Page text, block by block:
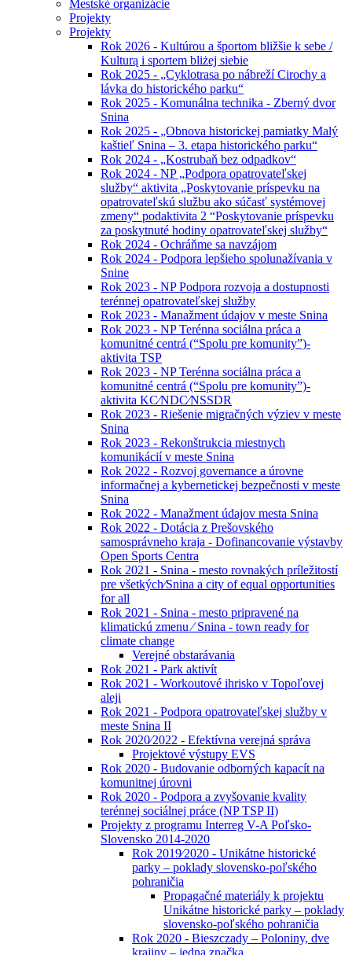
Mestské organizácie
Projekty
Projekty
Rok 2026 - Kultúrou a športom bližšie k sebe /
Kulturą i sportem bliżej siebie
Rok 2025 - „Cyklotrasa po nábreží Cirochy a
lávka do historického parku“
Rok 2025 - Komunálna technika - Zberný dvor
Snina
Rok 2025 - „Obnova historickej pamiatky Malý
kaštieľ Snina – 3. etapa historického parku“
Rok 2024 - „Kostrubaň bez odpadkov“
Rok 2024 - NP „Podpora opatrovateľskej
služby“ aktivita „Poskytovanie príspevku na
opatrovateľskú službu ako súčasť systémovej
zmeny“ podaktivita 2 “Poskytovanie príspevku
za poskytnuté hodiny opatrovateľskej služby“
Rok 2024 - Ochráňme sa navzájom
Rok 2024 - Podpora lepšieho spolunažívania v
Snine
Rok 2023 - NP Podpora rozvoja a dostupnosti
terénnej opatrovateľskej služby
Rok 2023 - Manažment údajov v meste Snina
Rok 2023 - NP Terénna sociálna práca a
komunitné centrá (“Spolu pre komunity”)-
aktivita TSP
Rok 2023 - NP Terénna sociálna práca a
komunitné centrá (“Spolu pre komunity”)-
aktivita KC⁄NDC⁄NSSDR
Rok 2023 - Riešenie migračných výziev v meste
Snina
Rok 2023 - Rekonštrukcia miestnych
komunikácií v meste Snina
Rok 2022 - Rozvoj governance a úrovne
informačnej a kybernetickej bezpečnosti v meste
Snina
Rok 2022 - Manažment údajov mesta Snina
Rok 2022 - Dotácia z Prešovského
samosprávneho kraja - Dofinancovanie výstavby
Open Sports Centra
Rok 2021 - Snina - mesto rovnakých príležitostí
pre všetkých⁄Snina a city of equal opportunities
for all
Rok 2021 - Snina - mesto pripravené na
klimatickú zmenu ⁄ Snina - town ready for
climate change
Verejné obstarávania
Rok 2021 - Park aktivít
Rok 2021 - Workoutové ihrisko v Topoľovej
aleji
Rok 2021 - Podpora opatrovateľskej služby v
meste Snina II
Rok 2020⁄2022 - Efektívna verejná správa
Projektové výstupy EVS
Rok 2020 - Budovanie odborných kapacít na
komunitnej úrovni
Rok 2020 - Podpora a zvyšovanie kvality
terénnej sociálnej práce (NP TSP II)
Projekty z programu Interreg V-A Poľsko-
Slovensko 2014-2020
Rok 2019⁄2020 - Unikátne historické
parky – poklady slovensko-poľského
pohraničia
Propagačné materiály k projektu
Unikátne historické parky – poklady
slovensko-poľského pohraničia
Rok 2020 - Bieszczady – Poloniny, dve
krajiny – jedna značka